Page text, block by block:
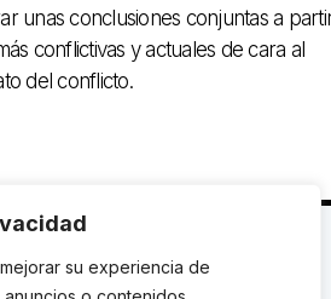
su experiencia de
unas conclusiones conjuntas a
conflictivas y actuales de cara al
del conflicto.
Barcelona |
T.: +34 93